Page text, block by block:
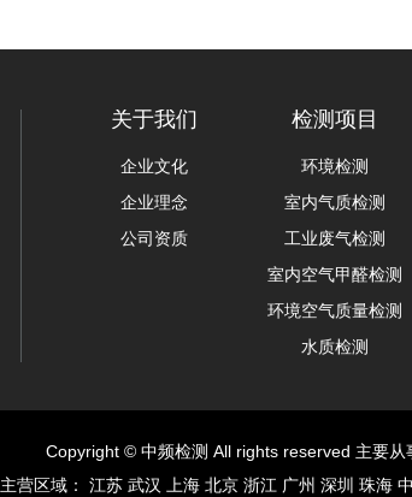
关于我们
企业文化
企业理念
公司资质
检测项目
环境检测
室内气质检测
工业废气检测
室内空气甲醛检测
环境空气质量检测
水质检测
Copyright © 中频检测 All rights reserved 主要从
主营区域： 江苏 武汉 上海 北京 浙江 广州 深圳 珠海